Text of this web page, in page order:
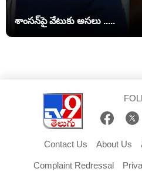
శాంసన్‌పై వేటుకు అసలు .....
Contact Us About Us
Complaint Redressal